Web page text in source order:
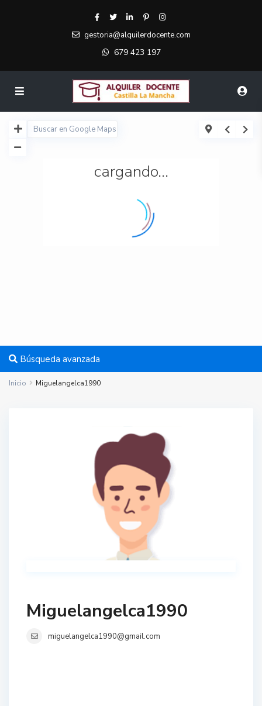
gestoria@alquilerdocente.com
679 423 197
cargando...
Búsqueda avanzada
Inicio Miguelangelca1990
Miguelangelca1990
miguelangelca1990@gmail.com